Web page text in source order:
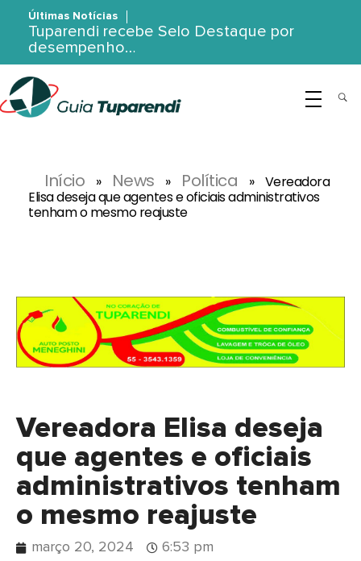
Últimas Notícias
Tuparendi recebe Selo Destaque por
desempenho…
Início » News » Política » Vereadora
Elisa deseja que agentes e oficiais administrativos
tenham o mesmo reajuste
Vereadora Elisa deseja
que agentes e oficiais
administrativos tenham
o mesmo reajuste
março 20, 2024
6:53 pm